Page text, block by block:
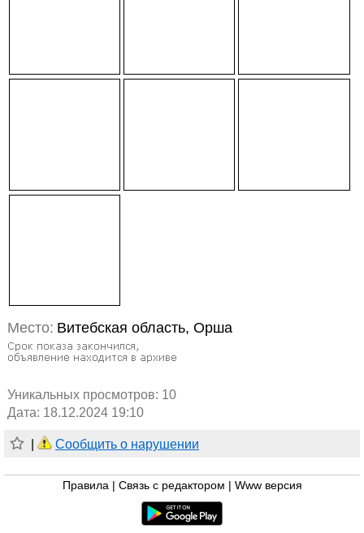
Место: Витебская область, Орша
Уникальных просмотров: 10
Дата: 18.12.2024 19:10
Сообщить о нарушении
Правила Связь с редактором Www версия